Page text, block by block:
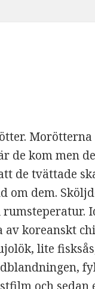
Morötterna
de kom men
de tvättade
om dem.
av koreanskt
lite